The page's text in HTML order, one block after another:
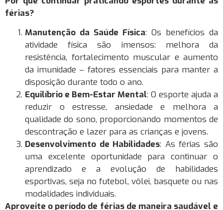
férias?
Manutenção da Saúde Física: Os benefícios da
atividade física são imensos: melhora da
resistência, fortalecimento muscular e aumento
da imunidade – fatores essenciais para manter a
disposição durante todo o ano.
Equilíbrio e Bem-Estar Mental: O esporte ajuda a
reduzir o estresse, ansiedade e melhora a
qualidade do sono, proporcionando momentos de
descontração e lazer para as crianças e jovens.
Desenvolvimento de Habilidades: As férias são
uma excelente oportunidade para continuar o
aprendizado e a evolução de habilidades
esportivas, seja no futebol, vôlei, basquete ou nas
modalidades individuais.
Aproveite o período de férias de maneira saudável e